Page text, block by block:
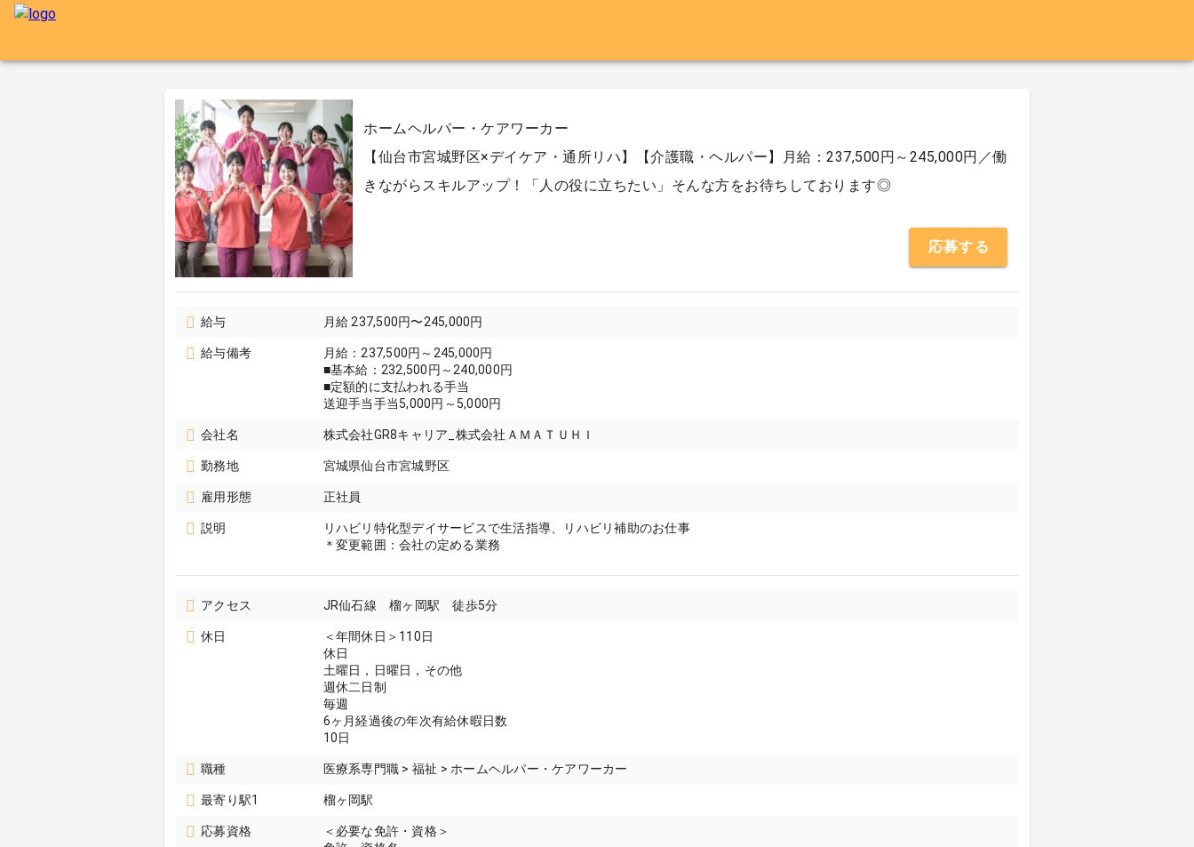
ホームヘルパー・ケアワーカー
【仙台市宮城野区×デイケア・通所リハ】【介護職・ヘルパー】月給：237,500円～245,000円／働
きながらスキルアップ！「人の役に立ちたい」そんな方をお待ちしております◎
応募する
給与 月給 237,500円〜245,000円
給与備考
月給：237,500円～245,000円
■基本給：232,500円～240,000円
■定額的に支払われる手当
送迎手当手当5,000円～5,000円
会社名 株式会社GR8キャリア_株式会社ＡＭＡＴＵＨＩ
勤務地 宮城県仙台市宮城野区
雇用形態 正社員
説明
リハビリ特化型デイサービスで生活指導、リハビリ補助のお仕事
＊変更範囲：会社の定める業務
アクセス JR仙石線 榴ヶ岡駅 徒歩5分
休日
＜年間休日＞110日
休日
土曜日，日曜日，その他
週休二日制
毎週
6ヶ月経過後の年次有給休暇日数
10日
職種 医療系専門職 > 福祉 > ホームヘルパー・ケアワーカー
最寄り駅1 榴ヶ岡駅
応募資格
＜必要な免許・資格＞